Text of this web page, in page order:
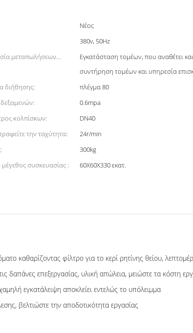
Νέος
380v, 50Hz
μεταπωλήσεων
Εγκατάσταση τομέων, που αναθέτει
συντήρηση τομέων και υπηρεσία
διήθησης:
πλέγμα 80
0.6mpa
κολπίσκων:
DN40
την ταχύτητα:
24r/min
300kg
μέγεθος συσκευασίας :
60X60X330 εκατ.
καθαρίζοντας φίλτρο για το κερί ρητίνης θείου,
επεξεργασίας, υλική απώλεια, μειώστε τα κόστη
εγκατάλειψη αποκλείει εντελώς το υπόλειμμα
βελτιώστε την αποδοτικότητα εργασίας